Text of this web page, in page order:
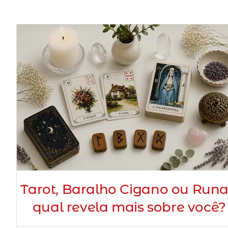
Tarot, Baralho Cigano ou
qual revela mais sobre você?